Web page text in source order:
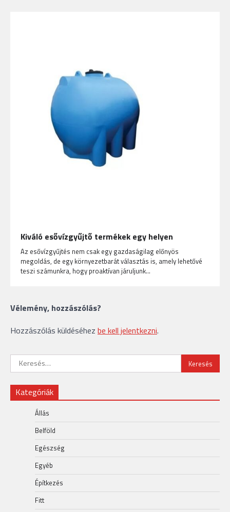
Kiváló esővízgyűjtő termékek egy helyen
Az esővízgyűjtés nem csak egy gazdaságilag előnyös
megoldás, de egy környezetbarát választás is, amely lehetővé
teszi számunkra, hogy proaktívan járuljunk…
Vélemény, hozzászólás?
Hozzászólás küldéséhez be kell jelentkezni.
Keresés:
Kategóriák
Állás
Belföld
Egészség
Egyéb
Építkezés
Fitt